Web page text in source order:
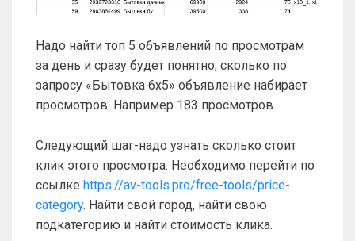
Надо найти топ 5 объявлений по просмотрам
за день и сразу будет понятно, сколько по
запросу «Бытовка 6х5» объявление набирает
просмотров. Например 183 просмотров.
Следующий шаг-надо узнать сколько стоит
клик этого просмотра. Необходимо перейти по
ссылке https://av-tools.pro/free-tools/price-
category. Найти свой город, найти свою
подкатегорию и найти стоимость клика.